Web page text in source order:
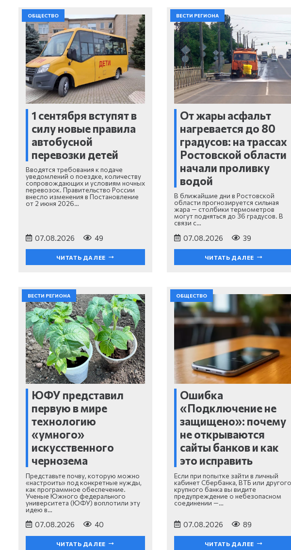
ОБЩЕСТВО
1 сентября вступят в
силу новые правила
автобусной
перевозки детей
Вводятся требования к подаче
уведомлений о поездке, количеству
сопровождающих и условиям ночных
перевозок. Правительство России
внесло изменения в Постановление
от 2 июня 2026…
07.08.2026 49
ЧИТАТЬ ДАЛЕЕ
ВЕСТИ РЕГИОНА
От жары асфальт
нагревается до 80
градусов: на трассах
Ростовской области
начали проливку
водой
В ближайшие дни в Ростовской
области прогнозируется сильная
жара — столбики термометров
могут подняться до 36 градусов. В
связи с…
07.08.2026 39
ЧИТАТЬ ДАЛЕЕ
ВЕСТИ РЕГИОНА
ЮФУ представил
первую в мире
технологию
«умного»
искусственного
чернозема
Представьте почву, которую можно
«настроить» под конкретные нужды,
как программное обеспечение.
Ученые Южного федерального
университета (ЮФУ) воплотили эту
идею в…
07.08.2026 40
ЧИТАТЬ ДАЛЕЕ
ОБЩЕСТВО
Ошибка
«Подключение не
защищено»: почему
не открываются
сайты банков и как
это исправить
Если при попытке зайти в личный
кабинет Сбербанка, ВТБ или другого
крупного банка вы видите
предупреждение о небезопасном
соединении —…
07.08.2026 89
ЧИТАТЬ ДАЛЕЕ